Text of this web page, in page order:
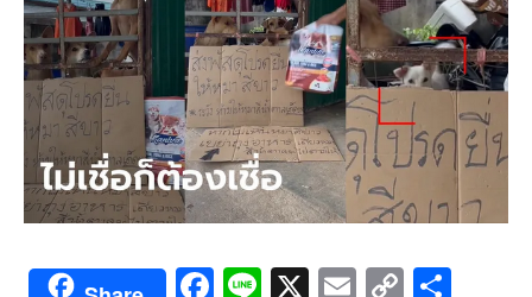
F Li X E C